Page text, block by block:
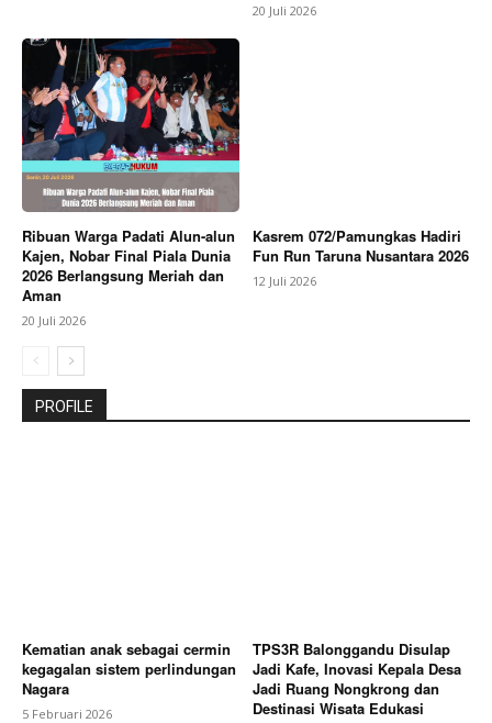
20 Juli 2026
Ribuan Warga Padati Alun-alun
Kajen, Nobar Final Piala Dunia
2026 Berlangsung Meriah dan
Aman
20 Juli 2026
Kasrem 072/Pamungkas Hadiri
Fun Run Taruna Nusantara 2026
12 Juli 2026
PROFILE
Kematian anak sebagai cermin
kegagalan sistem perlindungan
Nagara
5 Februari 2026
TPS3R Balonggandu Disulap
Jadi Kafe, Inovasi Kepala Desa
Jadi Ruang Nongkrong dan
Destinasi Wisata Edukasi